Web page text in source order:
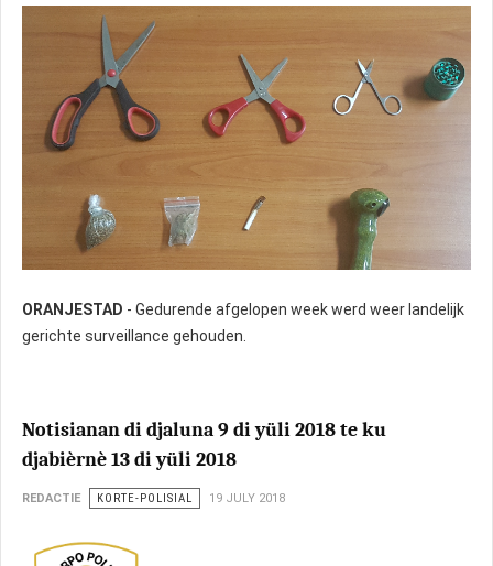
ORANJESTAD - Gedurende afgelopen week werd weer landelijk
gerichte surveillance gehouden.
Notisianan di djaluna 9 di yüli 2018 te ku
djabièrnè 13 di yüli 2018
REDACTIE KORTE-POLISIAL 19 JULY 2018